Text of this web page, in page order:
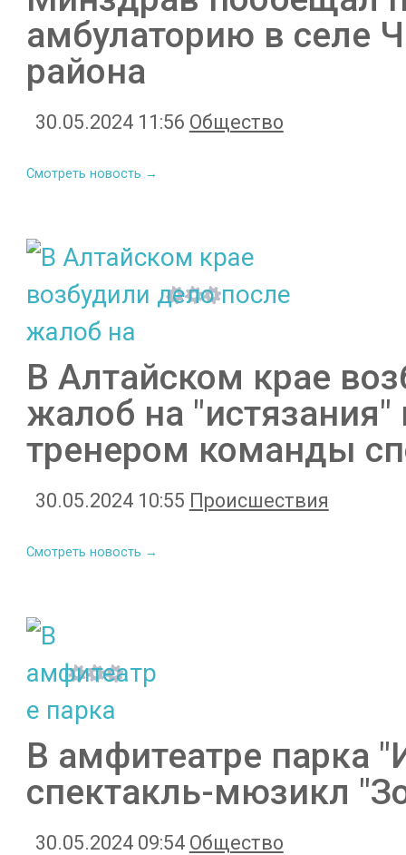
амбулаторию в селе
района
30.05.2024 11:56 Общество
Смотреть новость →
В Алтайском крае
жалоб на "истязания"
тренером команды
30.05.2024 10:55 Происшествия
Смотреть новость →
В амфитеатре парка
спектакль-мюзикл
30.05.2024 09:54 Общество